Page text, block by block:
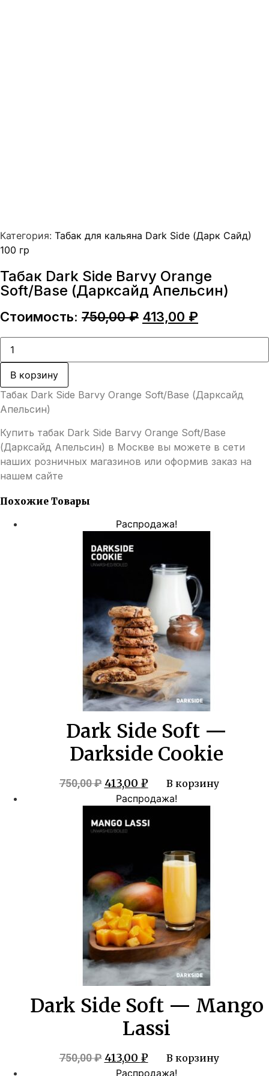
Категория: Табак для кальяна Dark Side (Дарк Сайд)
100 гр
Табак Dark Side Barvy Orange
Soft/Base (Дарксайд Апельсин)
Стоимость: 750,00₽ Первоначальная
составляла
413,00 ₽
413,00 ₽.
Количество
товара
Табак
Dark
Side
Barvy
Orange
Soft/Base
Апельсин)
В корзину
Табак Dark Side Barvy Orange Soft/Base (Дарксайд
Апельсин)
Купить табак Dark Side Barvy Orange Soft/Base
(Дарксайд Апельсин) в Москве вы можете в сети
наших розничных магазинов или оформив заказ на
нашем сайте
Похожие Товары
Распродажа!
Dark Side Soft —
Darkside Cookie
750,00₽ Первоначальная
цена
750,00 ₽.
413,00 ₽Текущая
цена:
В корзину
Распродажа!
Dark Side Soft — Mango
Lassi
750,00₽ Первоначальная
413,00 ₽Текущая
В корзину
Распродажа!